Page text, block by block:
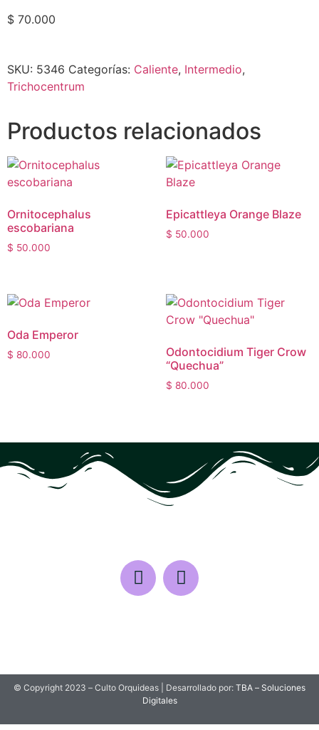
$ 70.000
SKU: 5346 Categorías: Caliente, Intermedio,
Trichocentrum
Productos relacionados
Ornitocephalus
escobariana
$ 50.000
Epicattleya Orange Blaze
$ 50.000
Oda Emperor
$ 80.000
Odontocidium Tiger Crow
“Quechua”
$ 80.000
© Copyright 2023 – Culto Orquideas | Desarrollado por: TBA – Soluciones
Digitales